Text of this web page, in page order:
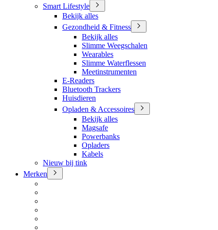
Smart Lifestyle
Bekijk alles
Gezondheid & Fitness
Bekijk alles
Slimme Weegschalen
Wearables
Slimme Waterflessen
Meetinstrumenten
E-Readers
Bluetooth Trackers
Huisdieren
Opladen & Accessoires
Bekijk alles
Magsafe
Powerbanks
Opladers
Kabels
Nieuw bij tink
Merken